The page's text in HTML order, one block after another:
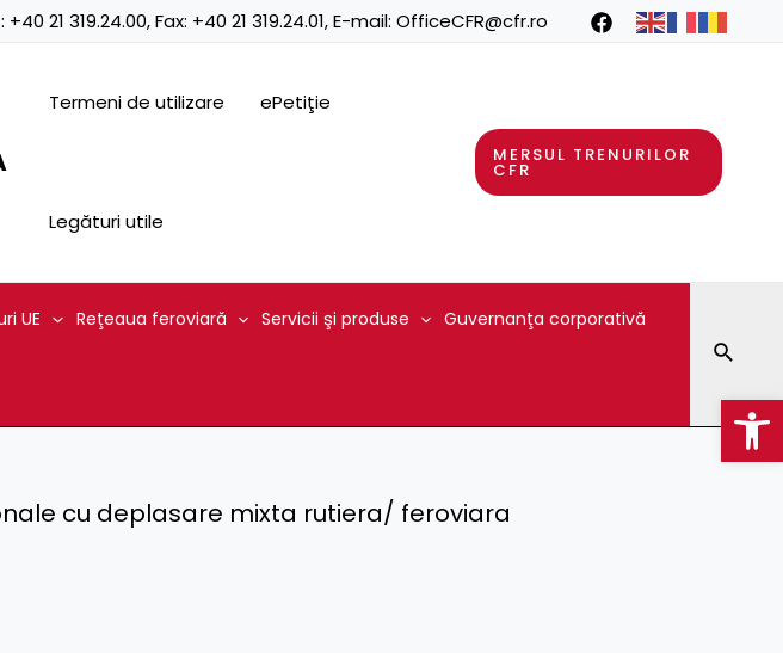
+40 21 319.24.00, Fax: +40 21 319.24.01, E-mail: OfficeCFR@cfr.ro
Termeni de utilizare ePetiţie
Legături utile
MERSUL TRENURILOR
CFR
UE Reţeaua feroviară Servicii şi produse Guvernanţa corporativă
cu deplasare mixta rutiera/ feroviara